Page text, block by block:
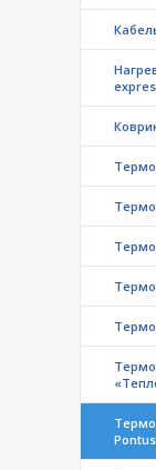
Pontus